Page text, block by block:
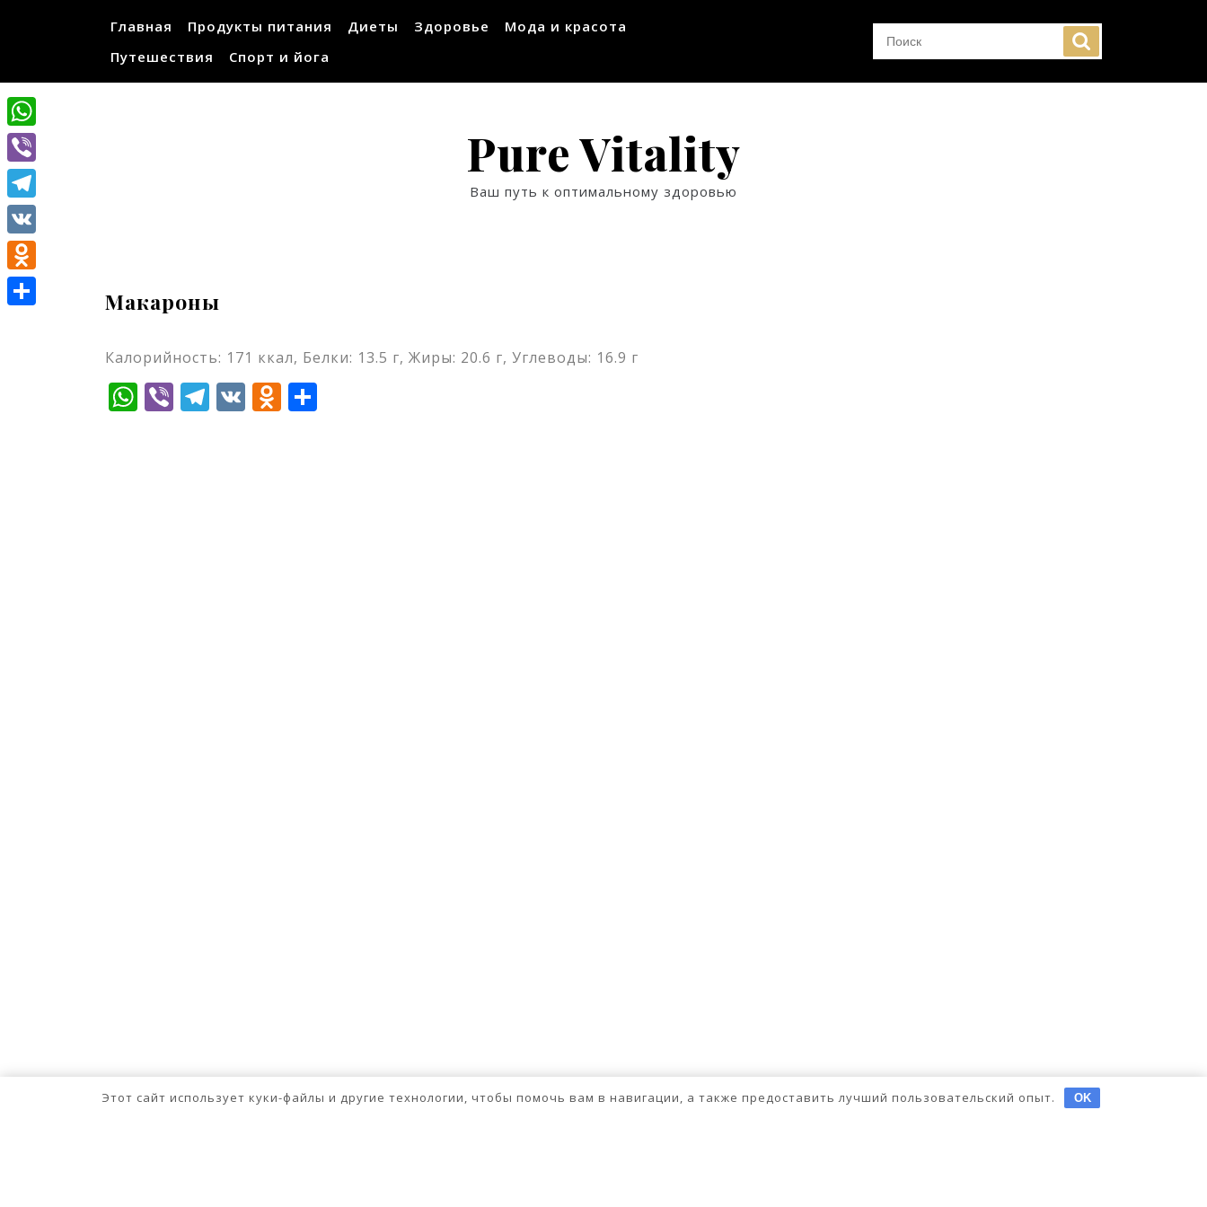
Главная Продукты питания Диеты Здоровье
Мода и красота
Путешествия
Спорт и йога
Pure Vitality
Ваш путь к оптимальному здоровью
Макароны
Калорийность: 171 ккал, Белки: 13.5 г, Жиры: 20.6 г, Углеводы: 16.9 г
WhatsApp
ViberTelegram
VKOdnoklassniki
WhatsApp
Viber
Telegram
VK
Odnoklassniki
Этот сайт использует куки-файлы и другие технологии, чтобы помочь вам в навигации, а также предоставить лучший пользовательский опыт. OK